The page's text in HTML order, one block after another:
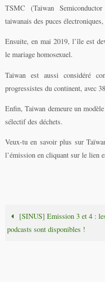
TSMC (Taiwan
taiwanais des puces
Ensuite, en mai 2019, l’île est
le mariage homosexuel.
Taiwan est aussi considéré
progressistes du continent, avec
Enfin, Taiwan demeure un
sélectif des déchets.
Veux-tu en savoir plus sur
l’émission en cliquant sur le lien
[SINUS] Emission 3 et 4 :
podcasts sont disponibles !